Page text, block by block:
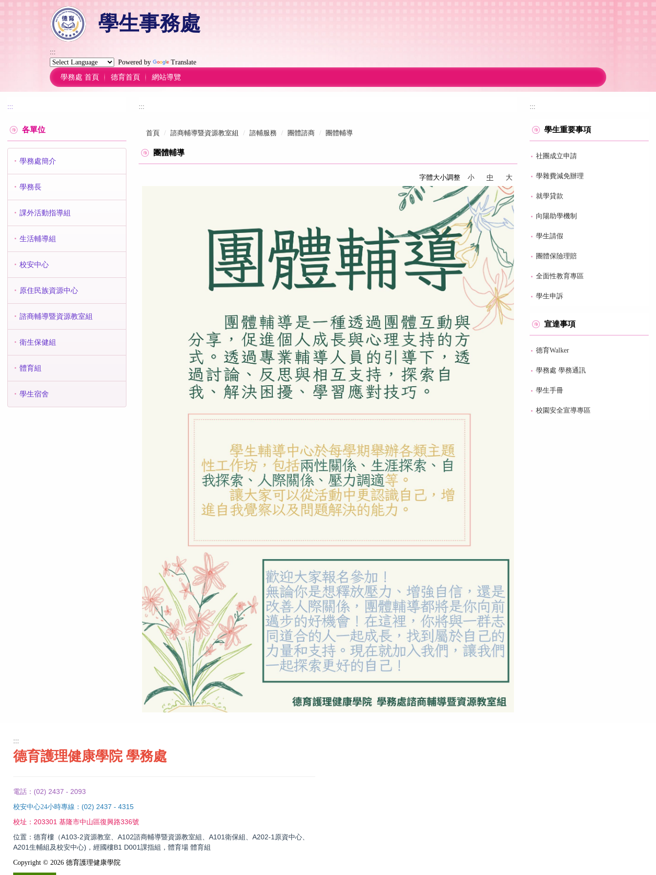
學生事務處
:::
Powered by
Translate
學務處 首頁 德育首頁 網站導覽
:::
各單位
學務處簡介
學務長
課外活動指導組
生活輔導組
校安中心
原住民族資源中心
諮商輔導暨資源教室組
衛生保健組
體育組
學生宿舍
:::
首頁 諮商輔導暨資源教室組 諮輔服務 團體諮商 團體輔導
團體輔導
字體大小調整 小 中 大
:::
學生重要事項
社團成立申請
學雜費減免辦理
就學貸款
向陽助學機制
學生請假
團體保險理賠
全面性教育專區
學生申訴
宣達事項
德育Walker
學務處 學務通訊
學生手冊
校園安全宣導專區
:::
德育護理健康學院 學務處
電話： (02) 2437 - 2093
校安中心24小時專線： (02) 2437 - 4315
校址： 203301 基隆市中山區復興路336號
位置：德育樓（A103-2資源教室、A102諮商輔導暨資源教室組、A101衛保組、A202-1原資中心、
A201生輔組及校安中心)，經國樓B1 D001課指組，體育場 體育組
Copyright © 2026德育護理健康學院